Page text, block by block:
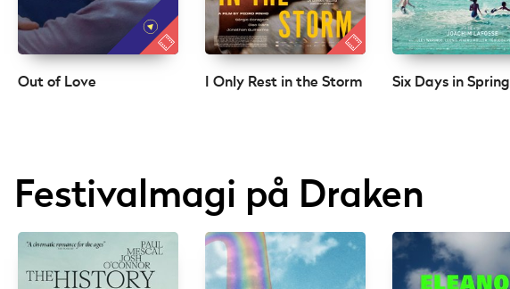
Out of Love I Only Rest in the Storm Six Days in Spring
Festivalmagi på Draken